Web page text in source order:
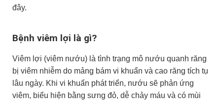
đây.
Bệnh viêm lợi là gì?
Viêm lợi (viêm nướu) là tình trạng mô nướu quanh răng
bị viêm nhiễm do mảng bám vi khuẩn và cao răng tích tụ
lâu ngày. Khi vi khuẩn phát triển, nướu sẽ phản ứng
viêm, biểu hiện bằng sưng đỏ, dễ chảy máu và có mùi